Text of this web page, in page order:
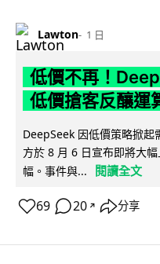
Lawton 1 日
低價不再！
低價搶客反釀運
DeepSeek 因低價策略掀起
方於 8 月 6 日宣布即將大
幅。事件與...
閱讀全文
69 20 ↗ 分享